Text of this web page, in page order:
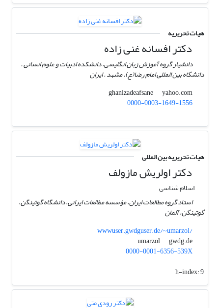
هیات تحریریه
دکتر افسانه غنی زاده
دانشیار گروه آموزش زبان انگلیسی. دانشکده ادبیات و علوم انسانی .
دانشگاه بین المللی امام رضا(ع). مشهد . ایران
ghanizadeafsane
yahoo.com
0000-0003-1649-1556
هیات تحریریه بین المللی
دکتر اولریش مازولف
اسلام شناسی
استاد گروه مطالعات ایران، مؤسسه مطالعات ایرانی، دانشگاه گوتینگن،
گوتینگن، آلمان
wwwuser.gwdguser.de/~umarzol/
umarzol
gwdg.de
0000-0001-6356-539X
h-index:9